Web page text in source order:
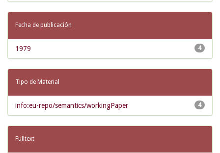
Fecha de publicación
4
1979
Tipo de Material
4
info:eu-repo/semantics/workingPaper
Fulltext